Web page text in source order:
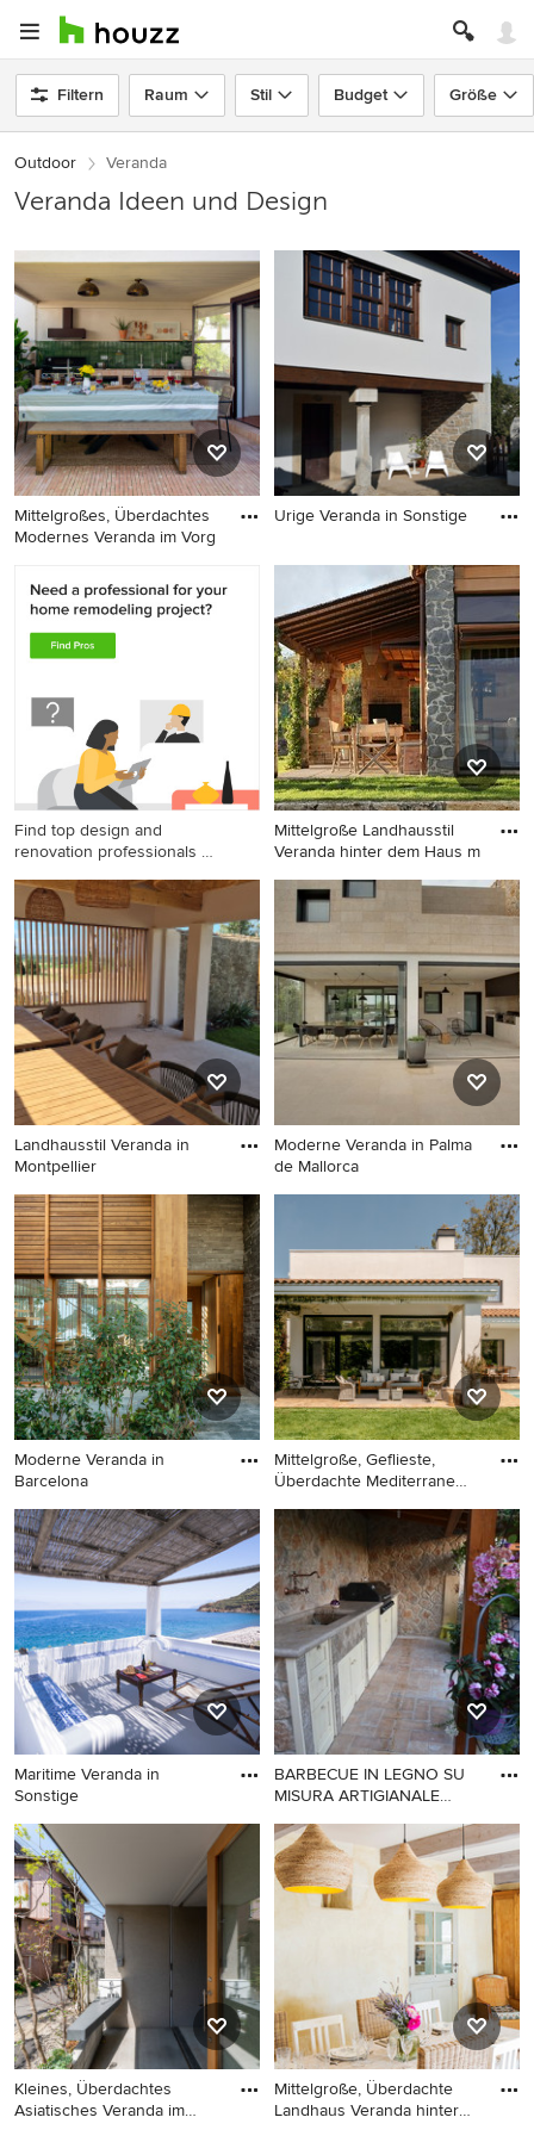
Filtern Raum Stil Budget Größe
Outdoor Veranda
Veranda Ideen und Design
Mittelgroßes, Überdachtes
Modernes Veranda im Vorg
Mittelgroßes, Überdachtes
Modernes Veranda im
Vorgarten mit Outdoor-
Küche und Pflastersteinen in
Urige Veranda in Sonstige
Find top design and
renovation professionals on
Mittelgroße Landhausstil
Veranda hinter dem Haus m
Mittelgroße Landhausstil
Veranda hinter dem Haus mit
Landhausstil Veranda in
Montpellier
Landhausstil Veranda in
Montpellier
Moderne Veranda in Palma
de Mallorca
Moderne Veranda in Palma
Moderne Veranda in
Barcelona
Moderne Veranda in
Barcelona
Mittelgroße, Geflieste,
Überdachte Mediterrane
Mittelgroße, Geflieste,
Überdachte Mediterrane
Veranda hinter dem Haus mit
Säulen in Barcelona
Maritime Veranda in
Sonstige
Maritime Veranda in Sonstige
BARBECUE IN LEGNO SU
MISURA ARTIGIANALE
Shabby-Style Veranda mit
Outdoor-Küche in Rom
Kleines, Überdachtes
Asiatisches Veranda im
Mittelgroße, Überdachte
Landhaus Veranda hinter